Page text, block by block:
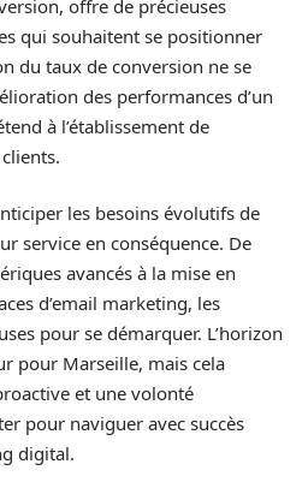
offre de précieuses
qui souhaitent se positionner
du taux de conversion ne se
des performances d’un
à l’établissement de
les besoins évolutifs de
service en conséquence. De
avancés à la mise en
d’email marketing, les
pour se démarquer. L’horizon
pour Marseille, mais cela
et une volonté
pour naviguer avec succès
digital.